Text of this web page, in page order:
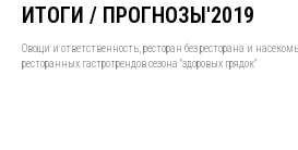
ИТОГИ / ПРОГНОЗЫ'2019
Овощи и ответственность, ресторан без ресторана и
ресторанных гастротрендов сезона "здоровых грядок"